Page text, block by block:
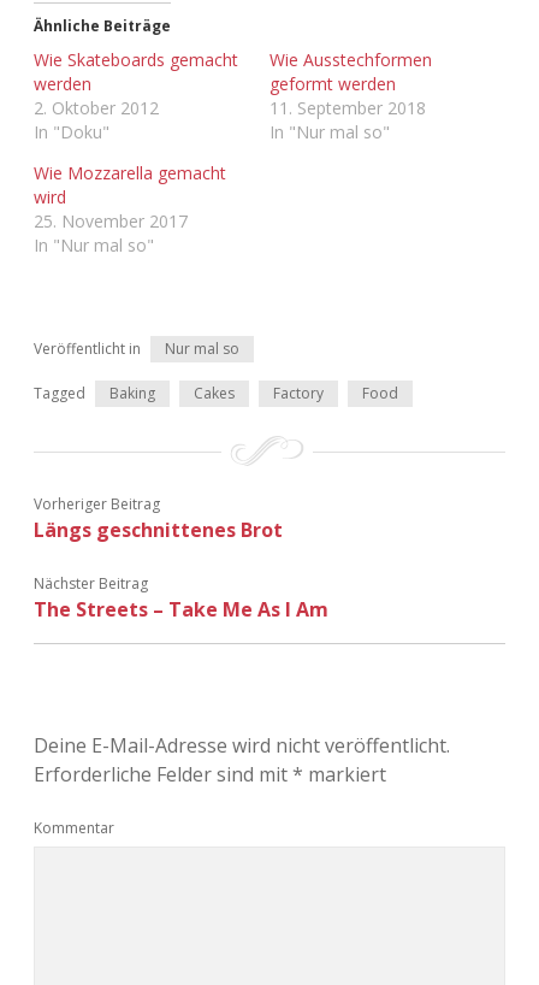
Adventskalender 2020
Adventskalender 2021
Adventskalender 2022
Adventskalender 2023
Ähnliche Beiträge
Wie Skateboards gemacht
werden
2. Oktober 2012
In "Doku"
Wie Ausstechformen
geformt werden
11. September 2018
In "Nur mal so"
Wie Mozzarella gemacht
wird
25. November 2017
In "Nur mal so"
Veröffentlicht in Nur mal so
Tagged Baking Cakes Factory Food
Vorheriger Beitrag
Längs geschnittenes Brot
Nächster Beitrag
The Streets – Take Me As I Am
Deine E-Mail-Adresse wird nicht veröffentlicht.
Erforderliche Felder sind mit* markiert
Kommentar